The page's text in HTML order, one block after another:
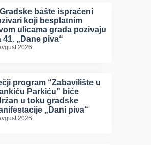
Gradske bašte ispraćeni
koji besplatnim
ulicama grada pozivaju
41. „Dane piva“
2026.
program “Zabavilište u
Parkiću” biće
u toku gradske
„Dani piva“
2026.